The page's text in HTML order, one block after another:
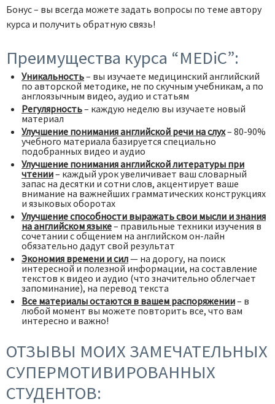
Бонус – вы всегда можете задать вопросы по теме автору
курса и получить обратную связь!
Преимущества курса “MEDiC”:
Уникальность– вы изучаете медицинский английский
по авторской методике, не по скучным учебникам, а по
англоязычным видео, аудио и статьям
Регулярность– каждую неделю вы изучаете новый
материал
Улучшение понимания английской речи на слух– 80-90%
учебного материала базируется специально
подобранных видео и аудио
Улучшение понимания английской литературы при
чтении– каждый урок увеличивает ваш словарный
запас на десятки и сотни слов, акцентирует ваше
внимание на важнейших грамматических конструкциях
и языковых оборотах
Улучшение способности выражать свои мысли и знания
на английском языке– правильные техники изучения в
сочетании с общением на английском он-лайн
обязательно дадут свой результат
Экономия времени и сил— на дорогу, на поиск
интересной и полезной информации, на составление
текстов к видео и аудио (что значительно облегчает
запоминание), на перевод текста
Все материалы остаются в вашем распоряжении– в
любой момент вы можете повторить все, что вам
интересно и важно!
ОТЗЫВЫ МОИХ ЗАМЕЧАТЕЛЬНЫХ
СУПЕРМОТИВИРОВАННЫХ
СТУДЕНТОВ: